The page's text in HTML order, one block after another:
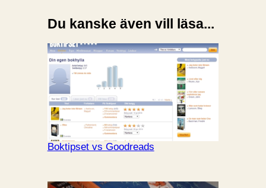
Du kanske även vill läsa...
Boktipset vs Goodreads